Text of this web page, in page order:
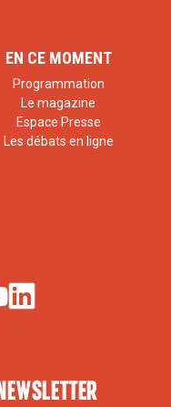
EN CE MOMENT
Programmation
Le magazine
Espace Presse
Les débats en ligne